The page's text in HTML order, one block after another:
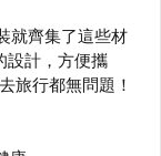
就齊集了這些材
設計，方便攜
旅行都無問題！